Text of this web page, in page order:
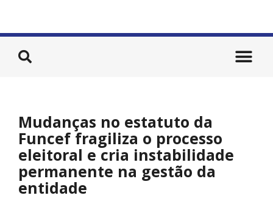
Mudanças no estatuto da
Funcef fragiliza o processo
eleitoral e cria instabilidade
permanente na gestão da
entidade